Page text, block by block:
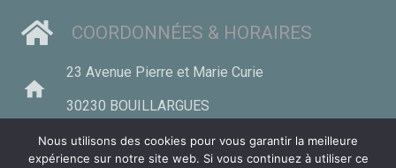
COORDONNÉES & HORAIRES
home
23 Avenue Pierre et Marie Curie
30230 BOUILLARGUES
phone 06 26 89 79 95
Nous utilisons des cookies pour vous garantir la meilleure
expérience sur notre site web. Si vous continuez à utiliser ce